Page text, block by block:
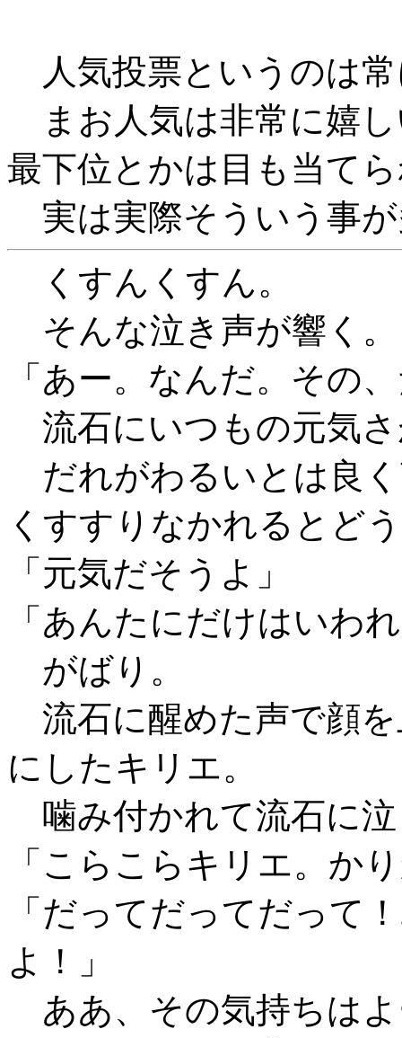
人気投票というのは
まお人気は非常に嬉
最下位とかは目も当て
実は実際そういう事
くすんくすん。
そんな泣き声が響く。
「あー。なんだ。その
流石にいつもの元気
だれがわるいとは良
くすすりなかれるとど
「元気だそうよ」
「あんたにだけはいわ
がばり。
流石に醒めた声で顔
にしたキリエ。
噛み付かれて流石に
「こらこらキリエ。か
「だってだってだって
よ！」
ああ、その気持ちは